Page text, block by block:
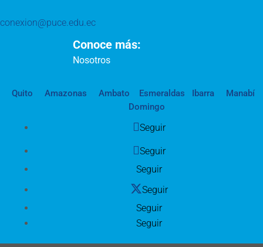
conexion@puce.edu.ec
Conoce más:
Nosotros
Quito Amazonas Ambato Esmeraldas Ibarra
Manabí
Domingo
Seguir
Seguir
Seguir
Seguir
Seguir
Seguir